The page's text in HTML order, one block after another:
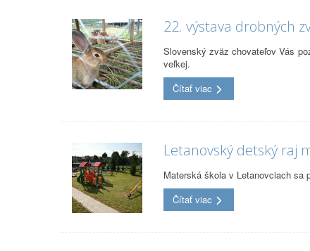
22. výstava drobných
Slovenský zväz chovateľov Vás
veľkej.
Čítať viac
Letanovský detský raj
Materská škola v Letanovciach sa
Čítať viac